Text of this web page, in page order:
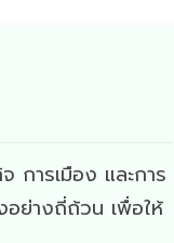
การเมือง และการ
อย่างถี่ถ้วน เพื่อให้